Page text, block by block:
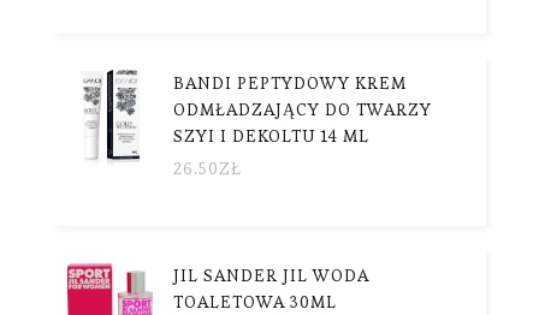
BANDI PEPTYDOWY KREM
ODMŁADZAJĄCY DO TWARZY
SZYI I DEKOLTU 14 ML
26.50ZŁ
JIL SANDER JIL WODA
TOALETOWA 30ML